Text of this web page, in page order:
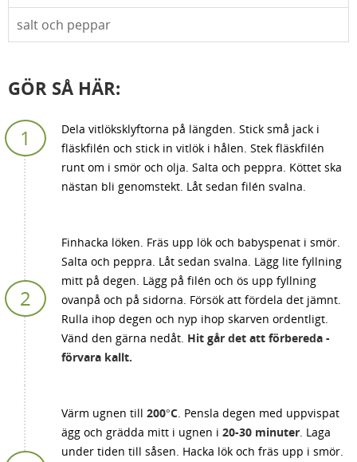
salt och peppar
GÖR SÅ HÄR:
Dela vitlöksklyftorna på längden. Stick små jack i
fläskfilén och stick in vitlök i hålen. Stek fläskfilén
runt om i smör och olja. Salta och peppra. Köttet ska
nästan bli genomstekt. Låt sedan filén svalna.
Finhacka löken. Fräs upp lök och babyspenat i smör.
Salta och peppra. Låt sedan svalna. Lägg lite fyllning
mitt på degen. Lägg på filén och ös upp fyllning
ovanpå och på sidorna. Försök att fördela det jämnt.
Rulla ihop degen och nyp ihop skarven ordentligt.
Vänd den gärna nedåt. Hit går det att förbereda -
förvara kallt.
Värm ugnen till 200°C. Pensla degen med uppvispat
ägg och grädda mitt i ugnen i 20-30 minuter. Laga
under tiden till såsen. Hacka lök och fräs upp i smör.